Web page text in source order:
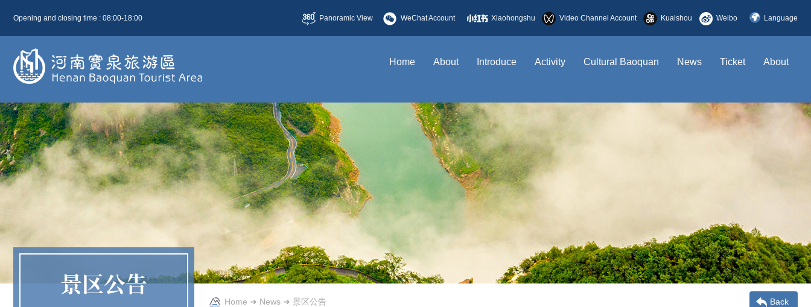
Opening and closing time : 08:00-18:00 Language
English
Panoramic View WeChat Account Xiaohongshu Video Channel Account Kuaishou Weibo
Home About Introduce Activity Cultural Baoquan News Ticket About
景区公告
Home ➜ News ➜ 景区公告 Back